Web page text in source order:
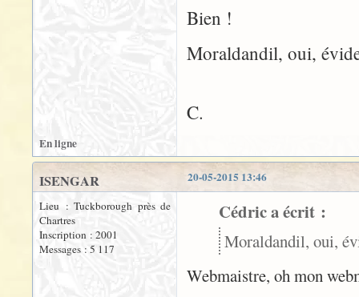
Bien !
Moraldandil, oui,
C.
En ligne
20-05-2015 13:46
ISENGAR
Lieu : Tuckborough près de
Chartres
Inscription : 2001
Messages : 5 117
Cédric a écrit :
Moraldandil, oui,
Webmaistre, oh mon